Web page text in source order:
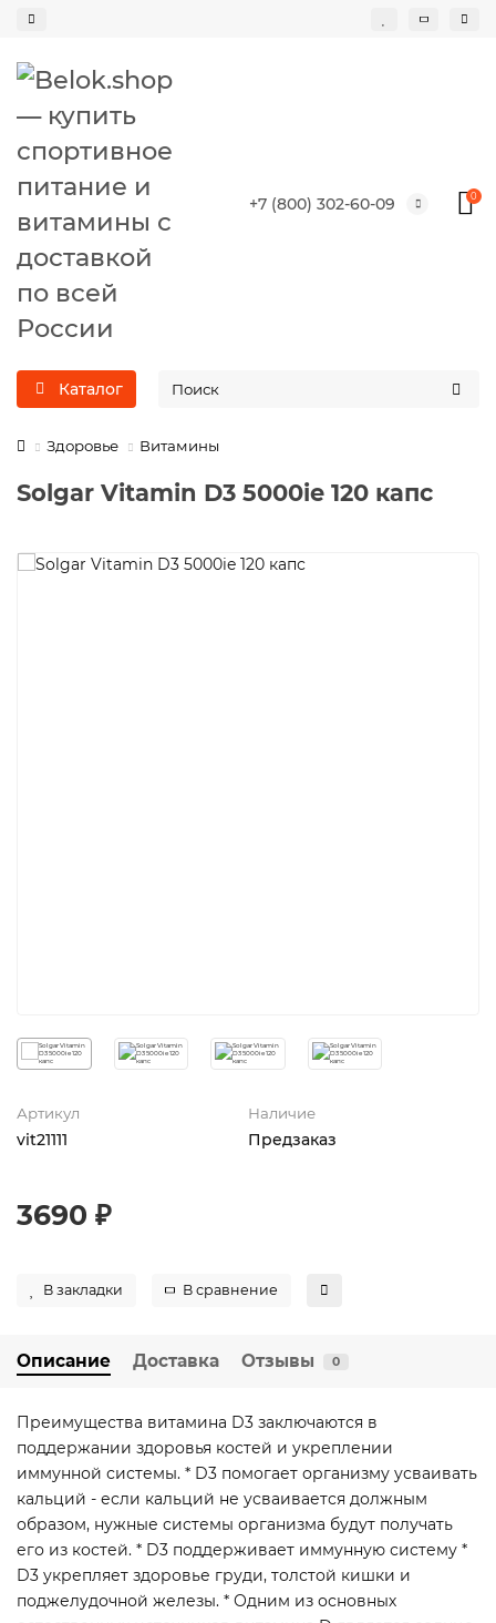
+7 (800) 302-60-09 0
Каталог
Здоровье Витамины
Solgar Vitamin D3 5000ie 120 капс
Артикул
vit21111
Наличие
Предзаказ
3690 ₽
В закладки В сравнение
Описание Доставка Отзывы 0
Преимущества витамина D3 заключаются в
поддержании здоровья костей и укреплении
иммунной системы. * D3 помогает организму усваивать
кальций - если кальций не усваивается должным
образом, нужные системы организма будут получать
его из костей. * D3 поддерживает иммунную систему *
D3 укрепляет здоровье груди, толстой кишки и
поджелудочной железы. * Одним из основных